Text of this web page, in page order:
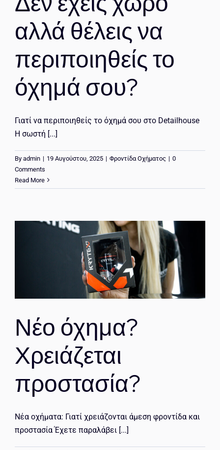
ΕΠΙΚΟΙΝΩΝΙΑ
αλλά θέλεις να
περιποιηθείς το
όχημά σου?
Γιατί να περιποιηθείς το όχημά σου στο Detailhouse
Η σωστή [...]
By admin | 19 Αυγούστου, 2025 | Φροντίδα Οχήματος | 0
Comments
Read More
Νέο όχημα?
Χρειάζεται
προστασία?
Νέα οχήματα: Γιατί χρειάζονται άμεση φροντίδα και
προστασία Έχετε παραλάβει [...]